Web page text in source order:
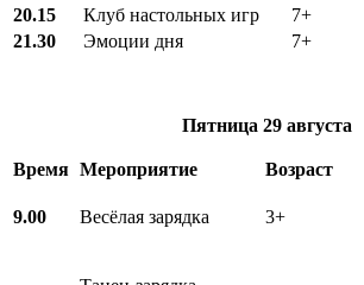
20.15 Клуб настольных игр 7+
21.30
Эмоции дня 7+
Пятница 29 августа
Время Мероприятие Возраст
9.00 Весёлая зарядка 3+